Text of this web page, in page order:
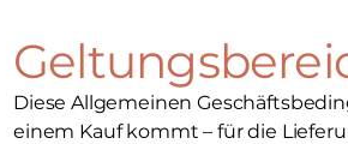
Diese Allgemeinen
einem Kauf kommt – für die